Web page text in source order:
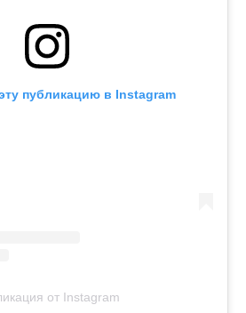
публикацию в Instagram
от Instagram